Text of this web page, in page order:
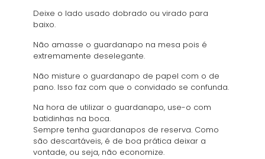
Deixe o lado usado dobrado ou virado para
baixo.
Não amasse o guardanapo na mesa pois é
extremamente deselegante.
Não misture o guardanapo de papel com o de
pano. Isso faz com que o convidado se confunda.
Na hora de utilizar o guardanapo, use-o com
batidinhas na boca.
Sempre tenha guardanapos de reserva. Como
são descartáveis, é de boa prática deixar a
vontade, ou seja, não economize.